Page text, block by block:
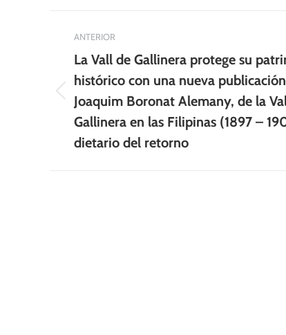
entre
publicaciones
ANTERIOR
Publicación
anterior:
La Vall de Gallinera protege su
histórico con una nueva
Joaquim Boronat Alemany, de la
Gallinera en las Filipinas (1897 –
dietario del retorno